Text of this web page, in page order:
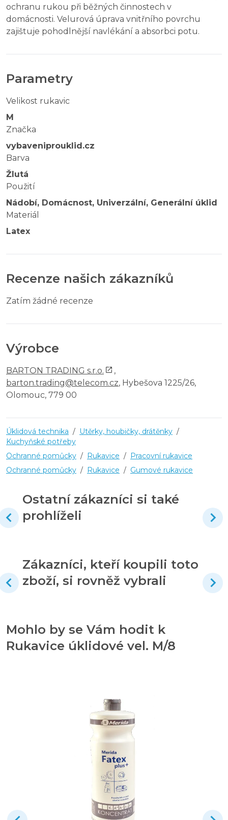
ochranu rukou při běžných činnostech v
domácnosti. Velurová úprava vnitřního povrchu
zajištuje pohodlnější navlékání a absorbci potu.
Parametry
Velikost rukavic
M
Značka
vybaveniprouklid.cz
Barva
Žlutá
Použití
Nádobí, Domácnost, Univerzální, Generální úklid
Materiál
Latex
Recenze našich zákazníků
Zatím žádné recenze
Výrobce
BARTON TRADING s.r.o.
,
barton.trading@telecom.cz, Hybešova 1225/26,
Olomouc, 779 00
Úklidová technika / Utěrky, houbičky, drátěnky /
Kuchyňské potřeby
Ochranné pomůcky / Rukavice / Pracovní rukavice
Ochranné pomůcky / Rukavice / Gumové rukavice
Ostatní zákazníci si také
prohlíželi
Zákazníci, kteří koupili toto
zboží, si rovněž vybrali
Mohlo by se Vám hodit k
Rukavice úklidové vel. M/8